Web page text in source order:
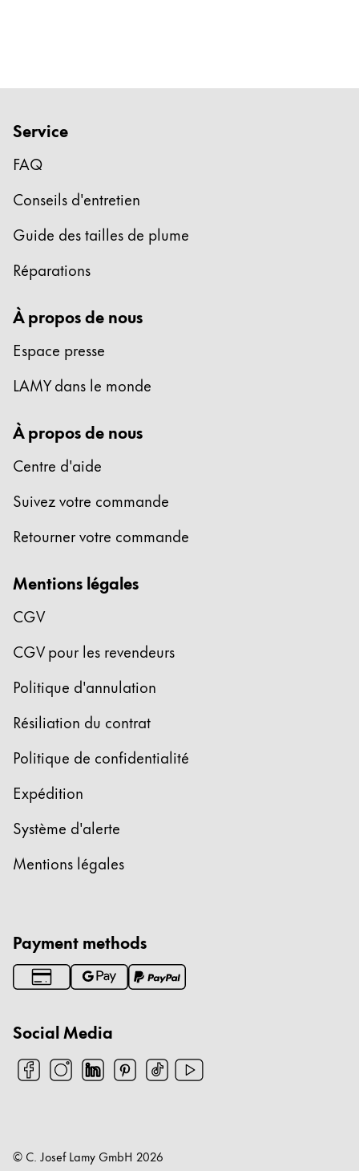
Service
FAQ
Conseils d'entretien
Guide des tailles de plume
Réparations
À propos de nous
Espace presse
LAMY dans le monde
À propos de nous
Centre d'aide
Suivez votre commande
Retourner votre commande
Mentions légales
CGV
CGV pour les revendeurs
Politique d'annulation
Résiliation du contrat
Politique de confidentialité
Expédition
Système d'alerte
Mentions légales
Payment methods
Social Media
© C. Josef Lamy GmbH 2026